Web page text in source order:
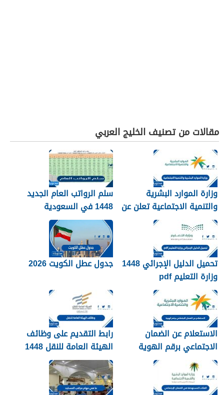
مقالات من تصنيف الخليج العربي
وزارة الموارد البشرية
والتنمية الاجتماعية تعلن عن
تفعيل نظام الضمان
الاجتماعي المطور والجديد
1448
سلم الرواتب العام الجديد
1448 في السعودية
تحميل الدليل الإجرائي 1448
وزارة التعليم pdf
جدول عطل الكويت 2026
الاستعلام عن الضمان
الاجتماعي برقم الهوية
1448
رابط التقديم على وظائف
الهيئة العامة للنقل 1448
في الرياض